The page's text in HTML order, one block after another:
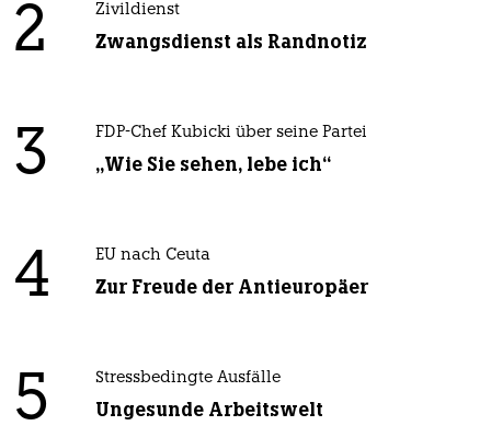
2 Zivildienst
Zwangsdienst als Randnotiz
3 FDP-Chef Kubicki über seine Partei
„Wie Sie sehen, lebe ich“
4 EU nach Ceuta
Zur Freude der Antieuropäer
5 Stressbedingte Ausfälle
Ungesunde Arbeitswelt